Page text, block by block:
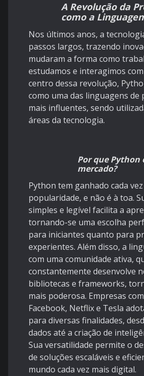
A Revolução da
como a
Nos últimos anos, a
passos largos, trazendo
mudaram a forma como
estudamos e interagimos
centro dessa revolução,
como uma das linguagens de
mais influentes, sendo
áreas da tecnologia.
Por que Python
mercado?
Python tem ganhado cada
popularidade, e não é à toa.
simples e legível facilita a
tornando-se uma escolha
para iniciantes quanto para
experientes. Além disso, a
com uma comunidade ativa,
constantemente desenvolve
bibliotecas e frameworks,
mais poderosa. Empresas
Facebook, Netflix e Tesla
para diversas finalidades,
dados até a criação de
Sua versatilidade permite o
de soluções escaláveis e
mundo cada vez mais digital.